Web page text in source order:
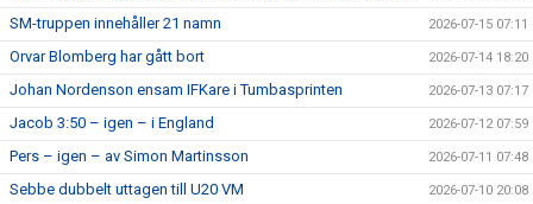
SM-truppen innehåller 21 namn 2026-07-15 07:11
Orvar Blomberg har gått bort 2026-07-14 18:20
Johan Nordenson ensam IFKare i Tumbasprinten 2026-07-13 07:17
Jacob 3:50 – igen – i England 2026-07-12 07:59
Pers – igen – av Simon Martinsson 2026-07-11 07:48
Sebbe dubbelt uttagen till U20 VM 2026-07-10 20:08